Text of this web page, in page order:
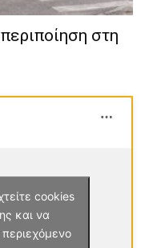
στη
cookies
και να